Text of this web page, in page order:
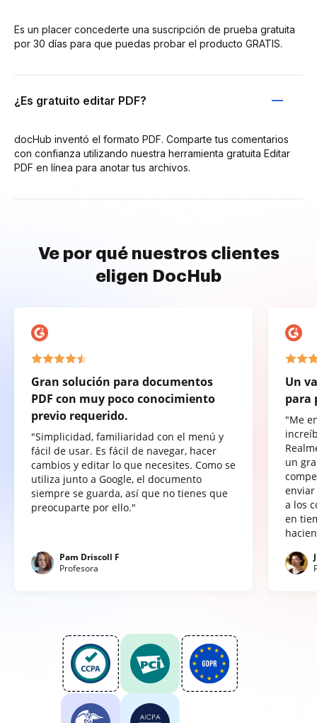
Es un placer concederte una suscripción de prueba gratuita
por 30 días para que puedas probar el producto GRATIS.
¿Es gratuito editar PDF?
docHub inventó el formato PDF. Comparte tus comentarios
con confianza utilizando nuestra herramienta gratuita Editar
PDF en línea para anotar tus archivos.
Ve por qué nuestros clientes
eligen DocHub
Gran solución para documentos
PDF con muy poco conocimiento
previo requerido.
"Simplicidad, familiaridad con el menú y
fácil de usar. Es fácil de navegar, hacer
cambios y editar lo que necesites. Como se
utiliza junto a Google, el documento
siempre se guarda, así que no tienes que
preocuparte por ello."
Pam Driscoll F
Profesora
Un
para
"Me
un
a los
en